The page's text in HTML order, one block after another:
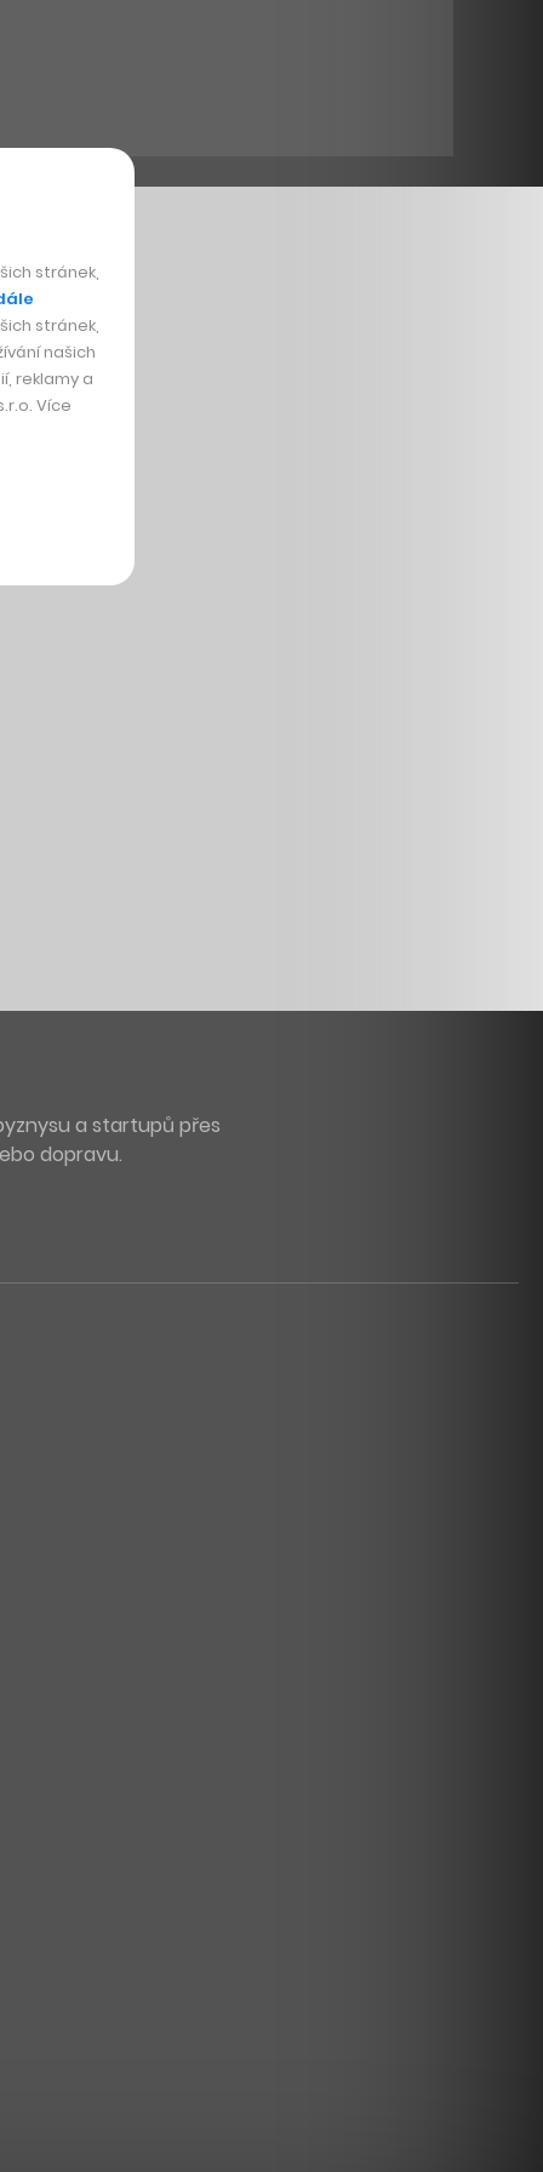
a startupů přes
dopravu.
stránek,
stránek,
našich
reklamy a
Více